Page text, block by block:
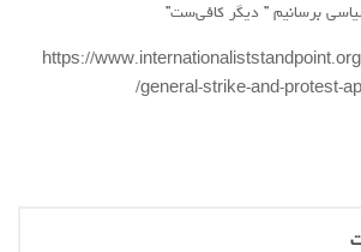
برسانیم ” دیگر کافی‌ست”
https://
general-strike-and-protest-